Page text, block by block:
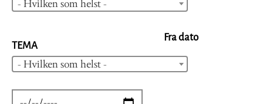
- Hvilken som helst -
TEMA
- Hvilken som helst -
Fra dato
DATE